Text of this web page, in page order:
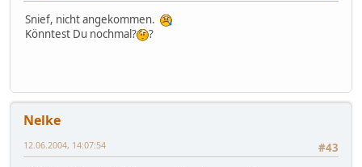
Snief, nicht angekommen.
Könntest Du nochmal?
?
Nelke
#43
12.06.2004, 14:07:54